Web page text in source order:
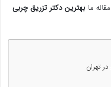
ما بهترین دکتر تزریق چربی
تهران